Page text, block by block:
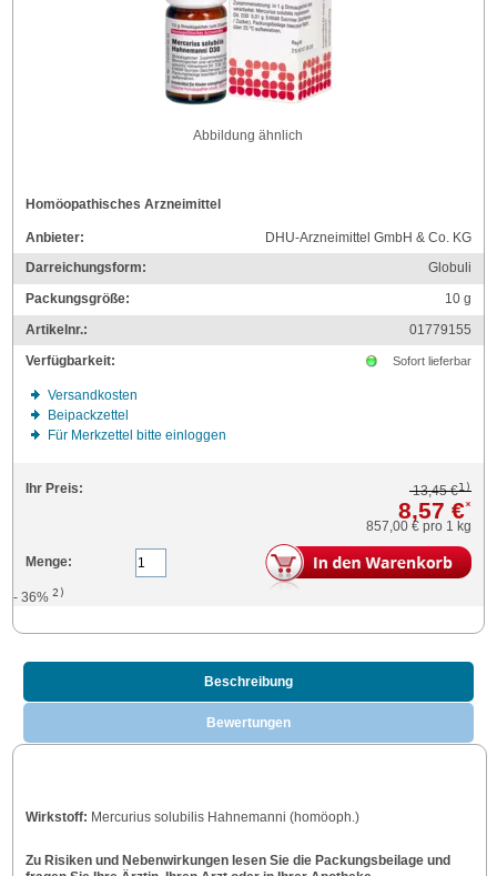
Abbildung ähnlich
Homöopathisches Arzneimittel
Anbieter:
DHU-Arzneimittel GmbH & Co. KG
Darreichungsform:
Globuli
Packungsgröße:
10g
Artikelnr.:
01779155
Verfügbarkeit:
Sofort lieferbar
Versandkosten
Beipackzettel
Für Merkzettel bitte einloggen
Ihr Preis: 13,45 €1)
8,57 €*
857,00 € pro 1 kg
Menge:
- 36%2)
Beschreibung
Bewertungen
Wirkstoff: Mercurius solubilis Hahnemanni (homöoph.)
Zu Risiken und Nebenwirkungen lesen Sie die Packungsbeilage und